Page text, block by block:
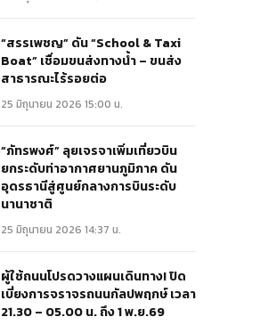
“สรรเพชญ” ดัน “School & Taxi
Boat” เชื่อมขนส่งทางน้ำ – ขนส่ง
สาธารณะไร้รอยต่อ
25 มิถุนายน 2026 15:00 น.
“ภัทรพงศ์” ลุยเจรจาเพิ่มเที่ยวบิน
ยกระดับท่าอากาศยานภูมิภาค ดัน
อุดรธานีสู่ศูนย์กลางการบินระดับ
นานาชาติ
25 มิถุนายน 2026 14:37 น.
ผู้ใช้ถนนโปรดวางแผนเดินทาง! ปิด
เบี่ยงการจราจรถนนกัลปพฤกษ์ เวลา
21.30 – 05.00 น. ถึง 1 พ.ย.69